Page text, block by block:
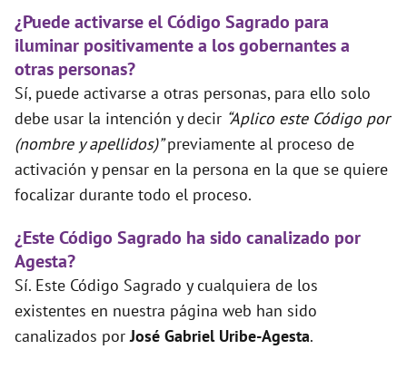
¿Puede activarse el Código Sagrado para
iluminar positivamente a los gobernantes a
otras personas?
Sí, puede activarse a otras personas, para ello solo
debe usar la intención y decir “Aplico este Código por
(nombre y apellidos)”previamente al proceso de
activación y pensar en la persona en la que se quiere
focalizar durante todo el proceso.
¿Este Código Sagrado ha sido canalizado por
Agesta?
Sí. Este Código Sagrado y cualquiera de los
existentes en nuestra página web han sido
canalizados porJosé Gabriel Uribe-Agesta.